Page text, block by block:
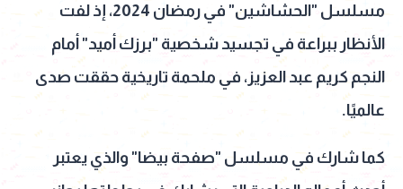
مسلسل "الحشاشين" في رمضان 2024، إذ لفت
الأنظار ببراعة في تجسيد شخصية "برزك أميد" أمام
النجم كريم عبد العزيز، في ملحمة تاريخية حققت صدى
عالميًا.
كما شارك في مسلسل "صفحة بيضا" والذي يعتبر